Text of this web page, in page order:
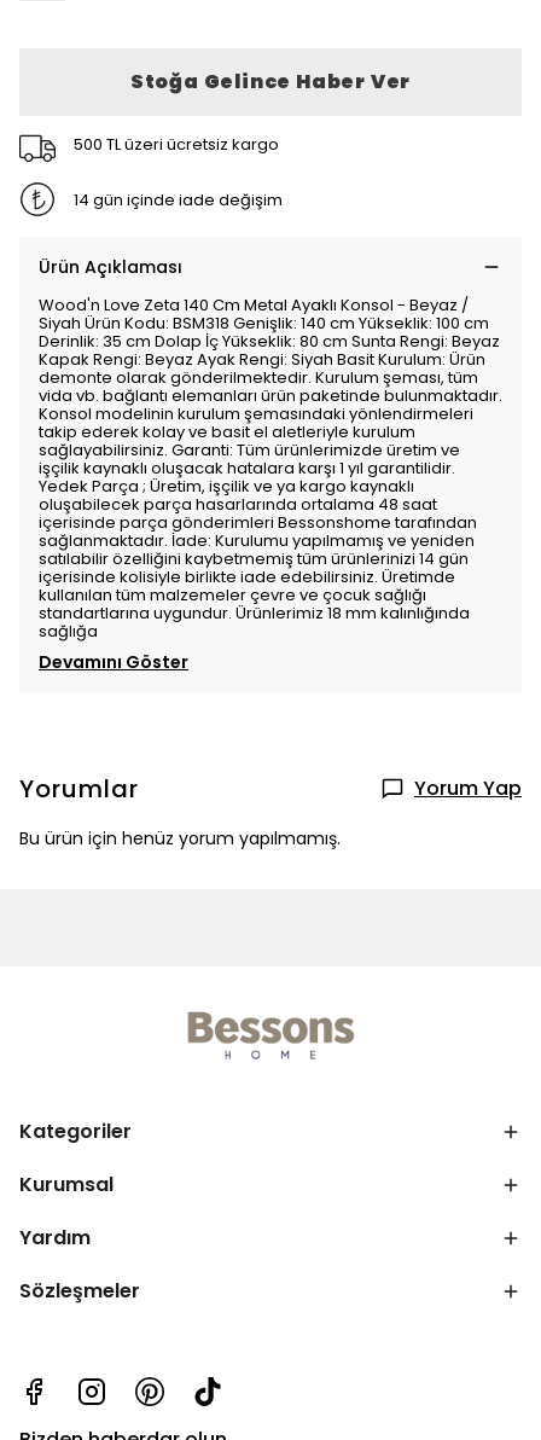
Stoğa Gelince Haber Ver
500 TL üzeri ücretsiz kargo
14 gün içinde iade değişim
Ürün Açıklaması
Wood'n Love Zeta 140 Cm Metal Ayaklı Konsol - Beyaz /
Siyah Ürün Kodu: BSM318 Genişlik: 140 cm Yükseklik: 100 cm
Derinlik: 35 cm Dolap İç Yükseklik: 80 cm Sunta Rengi: Beyaz
Kapak Rengi: Beyaz Ayak Rengi: Siyah Basit Kurulum: Ürün
demonte olarak gönderilmektedir. Kurulum şeması, tüm
vida vb. bağlantı elemanları ürün paketinde bulunmaktadır.
Konsol modelinin kurulum şemasındaki yönlendirmeleri
takip ederek kolay ve basit el aletleriyle kurulum
sağlayabilirsiniz. Garanti: Tüm ürünlerimizde üretim ve
işçilik kaynaklı oluşacak hatalara karşı 1 yıl garantilidir.
Yedek Parça ; Üretim, işçilik ve ya kargo kaynaklı
oluşabilecek parça hasarlarında ortalama 48 saat
içerisinde parça gönderimleri Bessonshome tarafından
sağlanmaktadır. İade: Kurulumu yapılmamış ve yeniden
satılabilir özelliğini kaybetmemiş tüm ürünlerinizi 14 gün
içerisinde kolisiyle birlikte iade edebilirsiniz. Üretimde
kullanılan tüm malzemeler çevre ve çocuk sağlığı
standartlarına uygundur. Ürünlerimiz 18 mm kalınlığında
sağlığa
Devamını Göster
Yorumlar Yorum Yap
Bu ürün için henüz yorum yapılmamış.
Kategoriler
Kurumsal
Yardım
Sözleşmeler